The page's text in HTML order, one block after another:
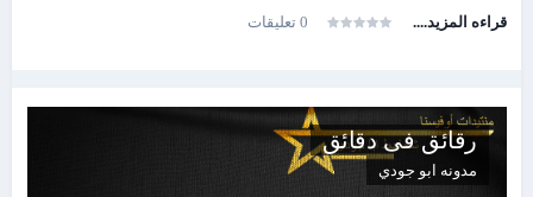
3️⃣
⭐ أداة النسخ الاحتياطي والاستعادة لقواعد بيانات اكسيس
4️⃣
⭐ نظام مراقبة الطابور وحجز الدور في المنشئات 2025
⭐
⭐ مرسال الواتس أب الجديد 2025
قراءه المزيد.... 0 تعليقات
رقائق فى دقائق
مدونه ابو جودي